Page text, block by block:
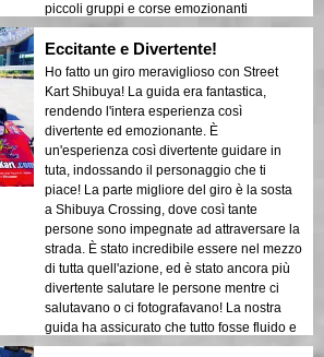
piccoli gruppi e corse emozionanti
attraverso le vivaci strade di Shibuya. Mi è
piaciuto salutare turisti e locali che erano
così entusiasti di vederci passare. Inoltre,
l'opportunità di scegliere il proprio costume
ha reso l'esperienza più di un semplice go-
kart: è stata un'avventura divertente che si
è sentita unica e personale. Dopo il tour,
sono riuscito a tornare nei luoghi che
abbiamo attraversato e a esplorare di più
Shibuya. Non posso dire abbastanza cose
positive su questa compagnia. Per
qualcuno con tempo limitato, sono così
felice di non essere rimasto semplicemente
seduto in aeroporto, e ora tornerò
sicuramente in Giappone per godere
ancora di più. E farò di nuovo karting,
senza dubbio!
Eccitante e Divertente!
Ho fatto un giro meraviglioso con Street
Kart Shibuya! La guida era fantastica,
rendendo l'intera esperienza così
divertente ed emozionante. È
un'esperienza così divertente guidare in
tuta, indossando il personaggio che ti
piace! La parte migliore del giro è la sosta
a Shibuya Crossing, dove così tante
persone sono impegnate ad attraversare la
strada. È stato incredibile essere nel mezzo
di tutta quell'azione, ed è stato ancora più
divertente salutare le persone mentre ci
salutavano o ci fotografavano! La nostra
guida ha assicurato che tutto fosse fluido e
sicuro, e non avrei potuto chiedere